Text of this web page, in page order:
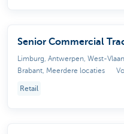
Senior Commercial
Limburg, Antwerpen, West-
Brabant, Meerdere locaties
Retail